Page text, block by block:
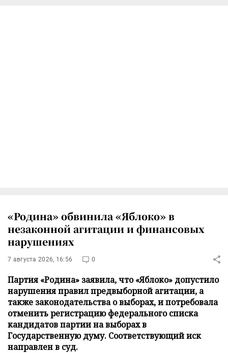
«Родина» обвинила «Яблоко» в
незаконной агитации и финансовых
нарушениях
7 августа 2026, 16:56 0
Партия «Родина» заявила, что «Яблоко» допустило
нарушения правил предвыборной агитации, а
также законодательства о выборах, и потребовала
отменить регистрацию федерального списка
кандидатов партии на выборах в
Государственную думу. Соответствующий иск
направлен в суд.